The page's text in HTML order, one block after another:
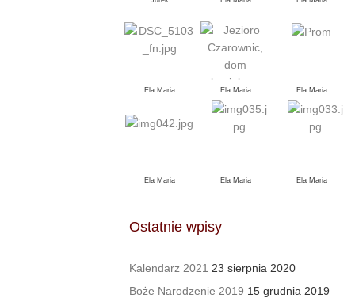
Ela Maria Ela Maria Ela Maria
Ela Maria Ela Maria Ela Maria
Ostatnie wpisy
Kalendarz 2021 23 sierpnia 2020
Boże Narodzenie 2019 15 grudnia 2019